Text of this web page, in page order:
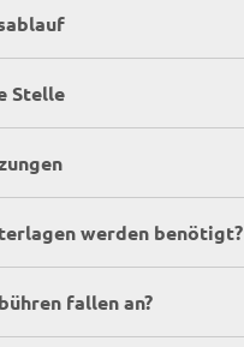
Stelle
werden benötigt?
fallen an?